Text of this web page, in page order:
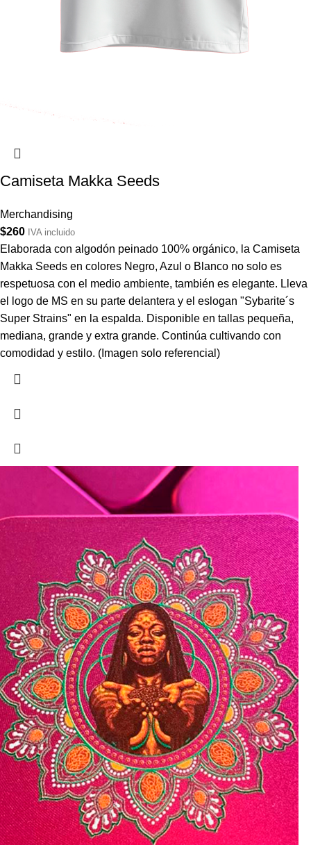
Camiseta Makka Seeds
Merchandising
$260 IVA incluido
Elaborada con algodón peinado 100% orgánico, la Camiseta
Makka Seeds en colores Negro, Azul o Blanco no solo es
respetuosa con el medio ambiente, también es elegante. Lleva
el logo de MS en su parte delantera y el eslogan "Sybarite´s
Super Strains" en la espalda. Disponible en tallas pequeña,
mediana, grande y extra grande. Continúa cultivando con
comodidad y estilo. (Imagen solo referencial)